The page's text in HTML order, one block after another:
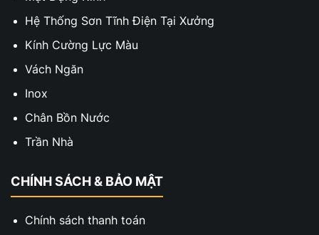
Hệ Thống Sơn Tĩnh Điện Tại Xưởng
Kính Cường Lực Màu
Vách Ngăn
Inox
Chân Bồn Nước
Trần Nhà
CHÍNH SÁCH & BẢO MẬT
Chính sách thanh toán